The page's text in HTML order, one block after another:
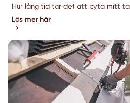
Hur lång tid tar det att byta mitt
Läs mer här